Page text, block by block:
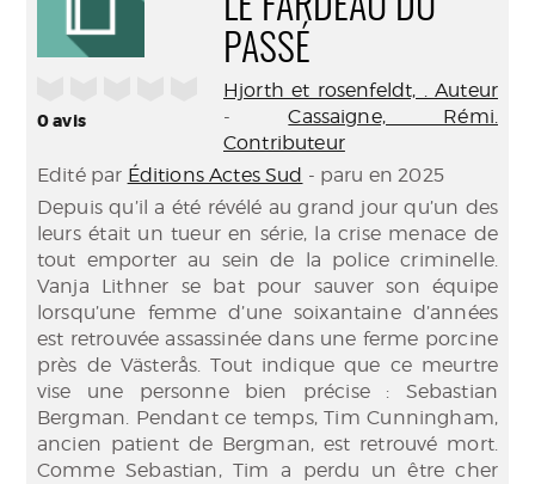
0avis
LE FARDEAU DU
PASSÉ
Hjorth et rosenfeldt, . Auteur
-Cassaigne, Rémi.
Contributeur
Edité par Éditions Actes Sud - paru en 2025
Depuis qu’il a été révélé au grand jour qu’un des
leurs était un tueur en série, la crise menace de
tout emporter au sein de la police criminelle.
Vanja Lithner se bat pour sauver son équipe
lorsqu’une femme d’une soixantaine d’années
est retrouvée assassinée dans une ferme porcine
près de Västerås. Tout indique que ce meurtre
vise une personne bien précise : Sebastian
Bergman. Pendant ce temps, Tim Cunningham,
ancien patient de Bergman, est retrouvé mort.
Comme Sebastian, Tim a perdu un être cher